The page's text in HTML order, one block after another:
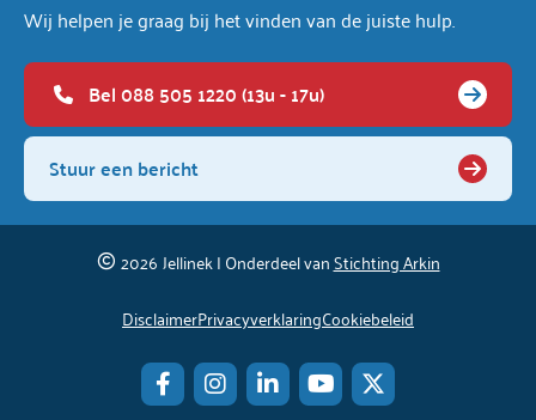
Wij helpen je graag bij het vinden van de juiste hulp.
Bel 088 505 1220 (13u - 17u)
Stuur een bericht
2026 Jellinek | Onderdeel vanStichting Arkin
DisclaimerPrivacyverklaringCookiebeleid